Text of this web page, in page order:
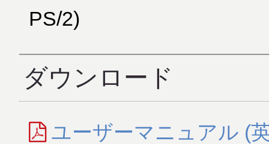
PS/2)
ダウンロード
ユーザーマニュアル (